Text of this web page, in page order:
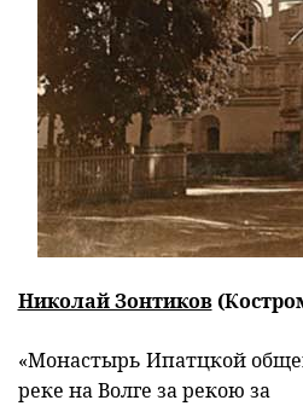
Николай Зонтиков
«Монастырь Ипатцкой
реке на Волге за рекою за